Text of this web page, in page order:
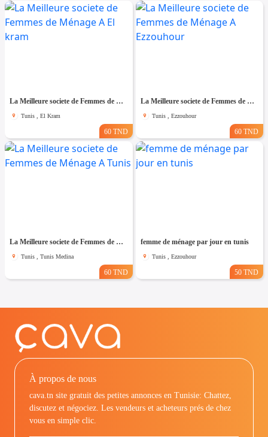
La Meilleure societe de Femmes de Ménage A El kram
Tunis , El Kram
60 TND
La Meilleure societe de Femmes de Ménage A Ezzouhour
Tunis , Ezzouhour
60 TND
La Meilleure societe de Femmes de Ménage A Tunis
Tunis , Tunis Medina
60 TND
femme de ménage par jour en tunis
Tunis , Ezzouhour
50 TND
À propos de nous
cava.tn site gratuit des petites annonces en Tunisie: Chattez,
discutez et négociez. Les vendeurs et acheteurs prés de chez
vous en simple clic.